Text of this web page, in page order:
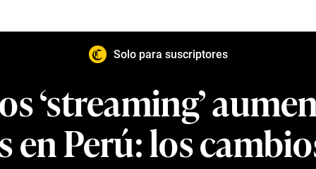
Solo para suscriptores
‘streaming’
Perú: los